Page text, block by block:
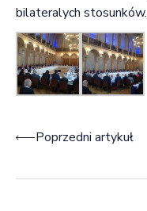
bilateralych stosunków.
Nawigacja wpisu
Poprzedni artykuł